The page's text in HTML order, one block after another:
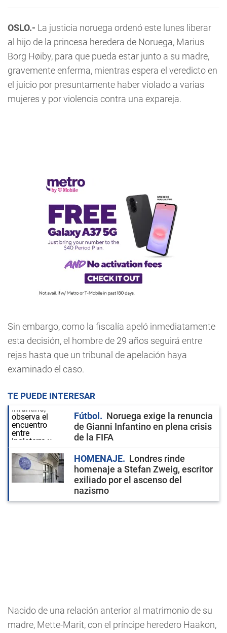
OSLO.- La justicia noruega ordenó este lunes liberar
al hijo de la princesa heredera de Noruega, Marius
Borg Høiby, para que pueda estar junto a su madre,
gravemente enferma, mientras espera el veredicto en
el juicio por presuntamente haber violado a varias
mujeres y por violencia contra una expareja.
Sin embargo, como la fiscalía apeló inmediatamente
esta decisión, el hombre de 29 años seguirá entre
rejas hasta que un tribunal de apelación haya
examinado el caso.
TE PUEDE INTERESAR
Fútbol
Noruega exige la renuncia
de Gianni Infantino en plena crisis
de la FIFA
HOMENAJE
Londres rinde
homenaje a Stefan Zweig, escritor
exiliado por el ascenso del
nazismo
Nacido de una relación anterior al matrimonio de su
madre, Mette-Marit, con el príncipe heredero Haakon,